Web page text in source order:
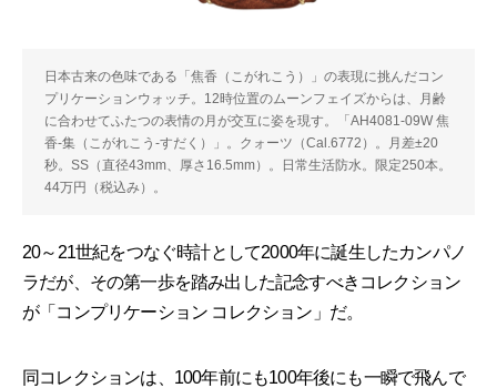
日本古来の色味である「焦香（こがれこう）」の表現に挑んだコン
プリケーションウォッチ。12時位置のムーンフェイズからは、月齢
に合わせてふたつの表情の月が交互に姿を現す。「AH4081-09W 焦
香-集（こがれこう-すだく）」。クォーツ（Cal.6772）。月差±20
秒。SS（直径43mm、厚さ16.5mm）。日常生活防水。限定250本。
44万円（税込み）。
20～21世紀をつなぐ時計として2000年に誕生したカンパノ
ラだが、その第一歩を踏み出した記念すべきコレクション
が「コンプリケーション コレクション」だ。
同コレクションは、100年前にも100年後にも一瞬で飛んで